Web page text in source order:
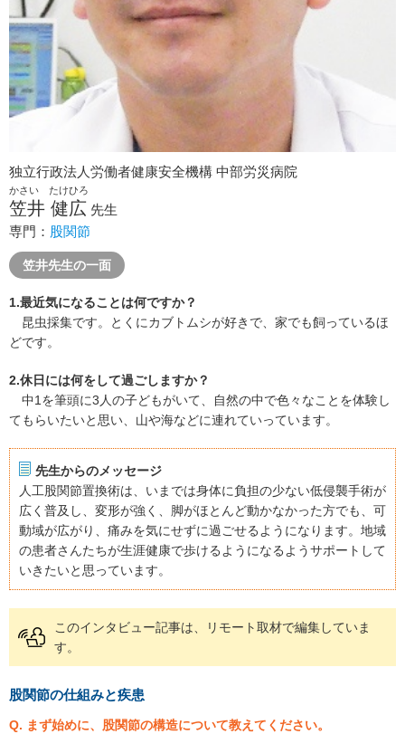
独立行政法人労働者健康安全機構 中部労災病院
かさい たけひろ
笠井 健広 先生
専門： 股関節
笠井先生の一面
1.最近気になることは何ですか？
昆虫採集です。とくにカブトムシが好きで、家でも飼っているほ
どです。
2.休日には何をして過ごしますか？
中1を筆頭に3人の子どもがいて、自然の中で色々なことを体験し
てもらいたいと思い、山や海などに連れていっています。
先生からのメッセージ
人工股関節置換術は、いまでは身体に負担の少ない低侵襲手術が
広く普及し、変形が強く、脚がほとんど動かなかった方でも、可
動域が広がり、痛みを気にせずに過ごせるようになります。地域
の患者さんたちが生涯健康で歩けるようになるようサポートして
いきたいと思っています。
このインタビュー記事は、リモート取材で編集していま
す。
股関節の仕組みと疾患
Q. まず始めに、股関節の構造について教えてください。